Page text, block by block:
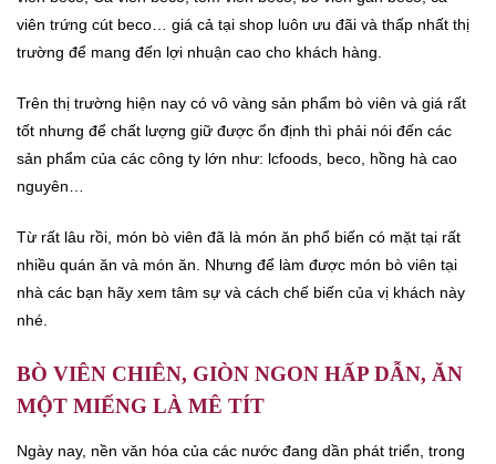
viên trứng cút beco… giá cả tại shop luôn ưu đãi và thấp nhất thị
trường để mang đến lợi nhuận cao cho khách hàng.
Trên thị trường hiện nay có vô vàng sản phẩm bò viên và giá rất
tốt nhưng để chất lượng giữ được ổn định thì phải nói đến các
sản phẩm của các công ty lớn như: lcfoods, beco, hồng hà cao
nguyên…
Từ rất lâu rồi, món bò viên đã là món ăn phổ biến có mặt tại rất
nhiều quán ăn và món ăn. Nhưng để làm được món bò viên tại
nhà các bạn hãy xem tâm sự và cách chế biến của vị khách này
nhé.
BÒ VIÊN CHIÊN, GIÒN NGON HẤP DẪN, ĂN
MỘT MIẾNG LÀ MÊ TÍT
Ngày nay, nền văn hóa của các nước đang dần phát triển, trong